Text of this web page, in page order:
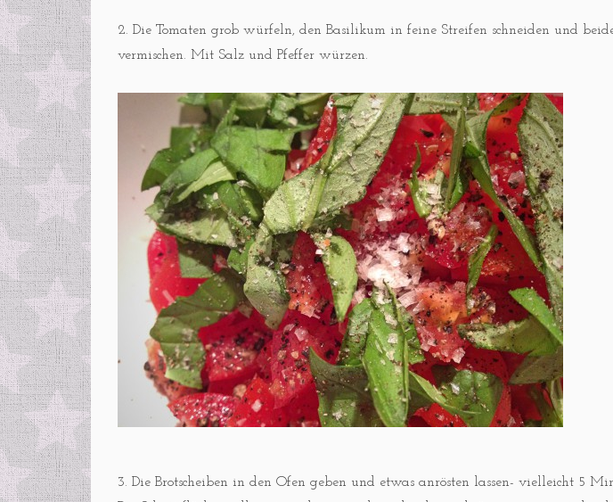
2. Die Tomaten grob würfeln, den Basilikum in feine Streifen schneiden und
vermischen. Mit Salz und Pfeffer würzen.
3. Die Brotscheiben in den Ofen geben und etwas anrösten lassen- vielleicht 5